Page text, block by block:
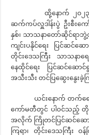
ထို့နောက် ၂၀၂၃ ခုနှ
ဆက်ကပ်လှူဒါန်းပွဲ ဦးစီးကေ
နှစ်၊ သာသနာတော်ဆိုင်ရာ
ကျင်းပနိုင်ရေး ပြင်ဆင်ဆ
တိုင်းဒေသကြီး သာသနာရေ
နေထိုင်ရေး ပြင်ဆင်ဆေ
အသီးသီး တင်ပြဆွေးနွေးခဲ့
ယင်းနောက် တက်ရောက်
ကော်မတီတွင် ပါဝင်သည့် တိုင်
အလိုက် ကြိုတင်ပြင်ဆင်ဆောင်
ကြရာ၊ တိုင်းဒေသကြီး ဝ